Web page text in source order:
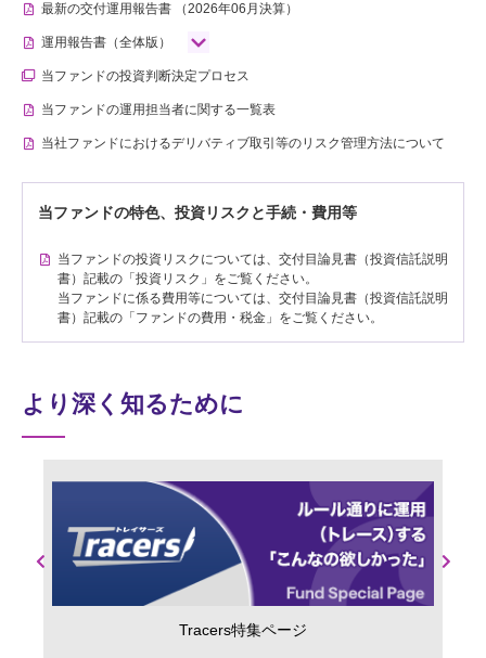
最新の交付運用報告書 （2026年06月決算）
運用報告書（全体版）
当ファンドの投資判断決定プロセス
当ファンドの運用担当者に関する一覧表
当社ファンドにおけるデリバティブ取引等のリスク管理方法について
当ファンドの特色、投資リスクと手続・費用等
当ファンドの投資リスクについては、交付目論見書（投資信託説明
書）記載の「投資リスク」をご覧ください。
当ファンドに係る費用等については、交付目論見書（投資信託説明
書）記載の「ファンドの費用・税金」をご覧ください。
より深く知るために
Previous
Tracers特集ページ
Next